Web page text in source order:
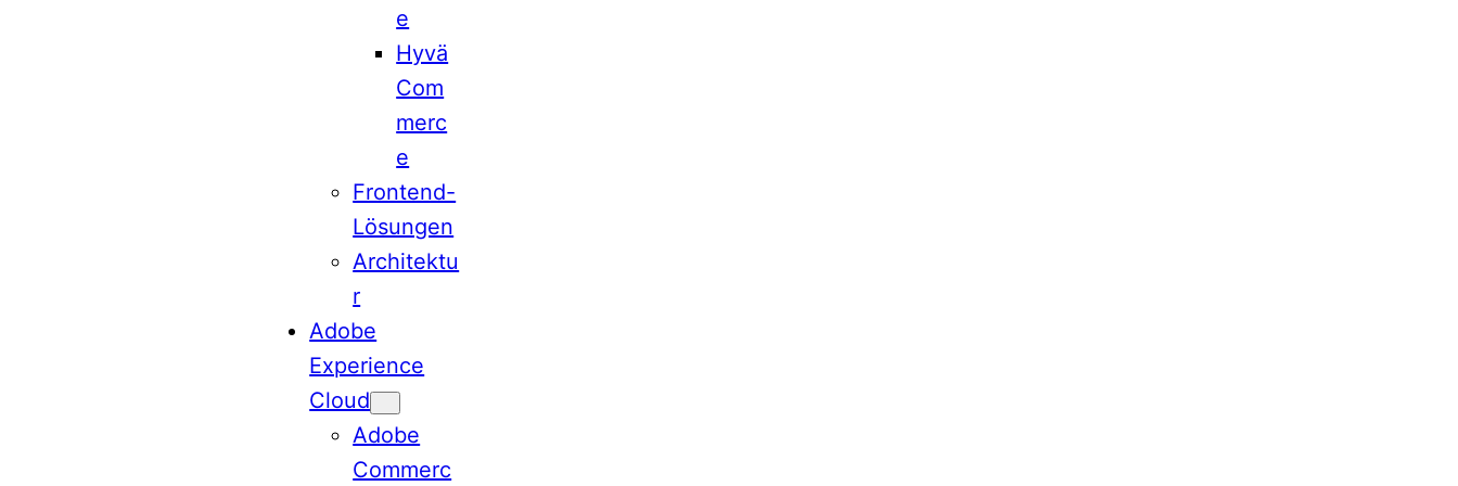
e
Hyvä
Com
merc
e
Frontend-
Lösungen
Architektu
r
Adobe
Experience
Cloud
Adobe
Commerc